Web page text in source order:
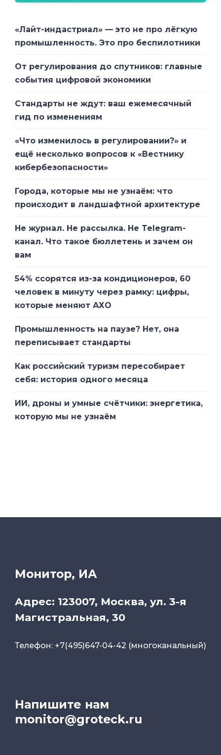
«Лайт-индастриал» — это не про лёгкую
промышленность. Это про беспилотники
От регулирования до спутников: главные
события цифровой экономики
Стандарты не ждут: ваш ежемесячный
гид по изменениям
«Что изменилось в регулировании?» и
ещё несколько вопросов к «Вестнику
кибербезопасности»
Города, которые мы не узнаём: что
происходит в ландшафтной архитектуре
Не журнал. Не рассылка. Не Telegram-
канал. Что такое бюллетень и зачем он
вам
54% ссорятся из-за кондиционеров, 60
человек в минуту через рамку: цифры,
которые меняют АХО
Промышленность на паузе? Нет, она
переписывает стандарты
Как российский туризм пересобирает
себя: история одного месяца
ИИ, дроны и умные счётчики: энергетика,
которую мы не узнаём
Монитор, ИА
Адрес: 123007, Москва, ул. 3-я
Магистральная, 30
Телефон: +7(495)647-04-42 (многоканальный)
Напишите нам
monitor@groteck.ru